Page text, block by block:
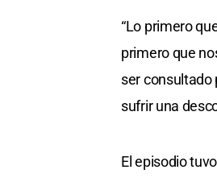
“Lo primero
primero que
ser consultado
sufrir una
El episodio